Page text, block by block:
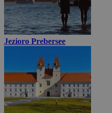
Jezioro Prebersee